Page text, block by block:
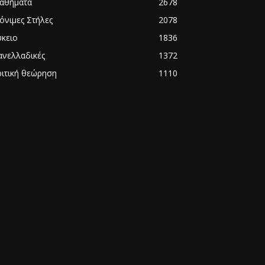
Στήλες
2078
1836
1372
θεώρηση
1110